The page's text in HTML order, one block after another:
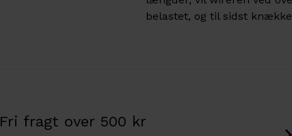
belastet, og til sidst
Fri fragt over 500 kr